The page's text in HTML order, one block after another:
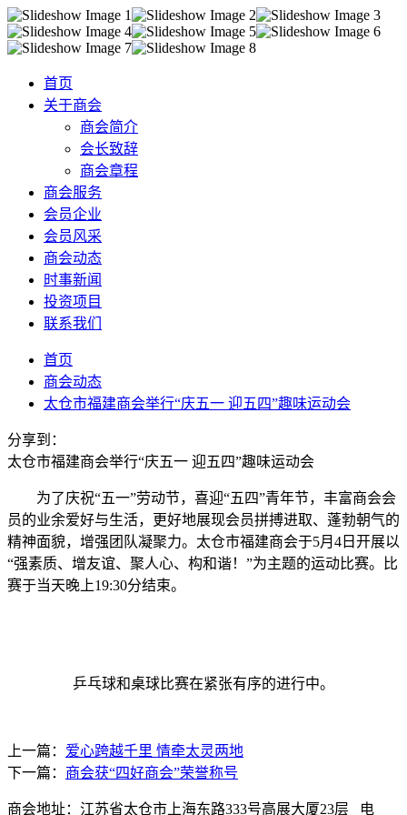
首页
关于商会
商会简介
会长致辞
商会章程
商会服务
会员企业
会员风采
商会动态
时事新闻
投资项目
联系我们
首页
商会动态
太仓市福建商会举行“庆五一 迎五四”趣味运动会
分享到：
太仓市福建商会举行“庆五一 迎五四”趣味运动会
为了庆祝“五一”劳动节，喜迎“五四”青年节，丰富商会会
员的业余爱好与生活，更好地展现会员拼搏进取、蓬勃朝气的
精神面貌，增强团队凝聚力。太仓市福建商会于5月4日开展以
“强素质、增友谊、聚人心、构和谐！”为主题的运动比赛。比
赛于当天晚上19:30分结束。
乒乓球和桌球比赛在紧张有序的进行中。
上一篇： 爱心跨越千里 情牵太灵两地
下一篇： 商会获“四好商会”荣誉称号
商会地址：江苏省太仓市上海东路333号高展大厦23层 电